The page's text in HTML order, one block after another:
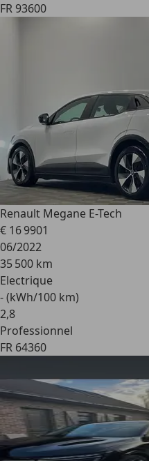
FR 93600
Renault Megane E-Tech
€ 16 9901
06/2022
35 500 km
Electrique
- (kWh/100 km)
2,8
Professionnel
FR 64360